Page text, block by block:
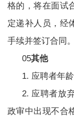
格的，将在面试
定递补人员，经
手续并签订合同。
05其他
1. 应聘者年
2. 应聘者放
政审中出现不合